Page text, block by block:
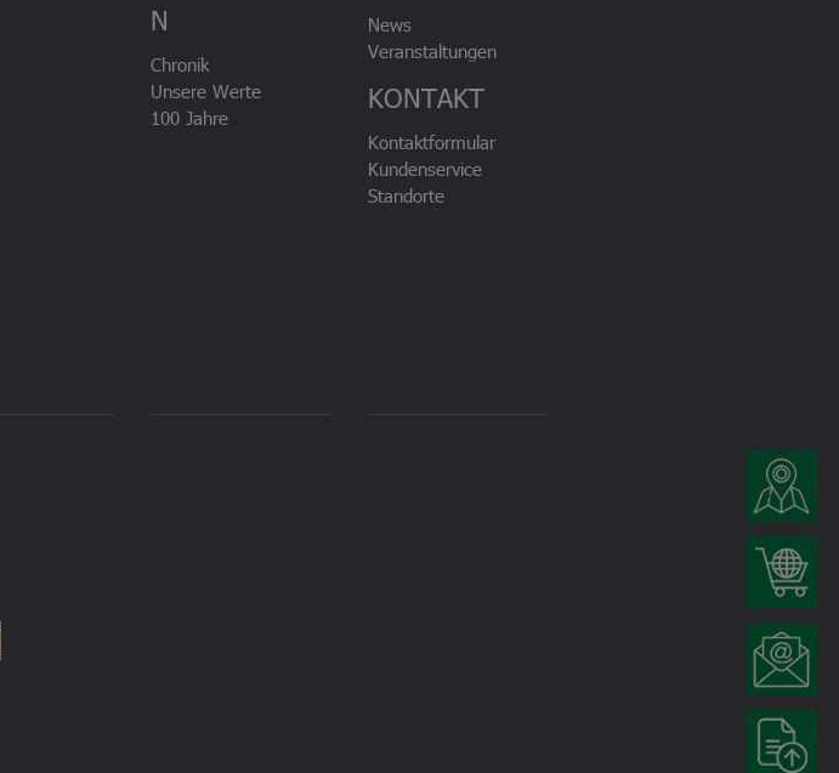
N
Chronik
Unsere Werte
100 Jahre
News
Veranstaltungen
KONTAKT
Kontaktformular
Kundenservice
Standorte